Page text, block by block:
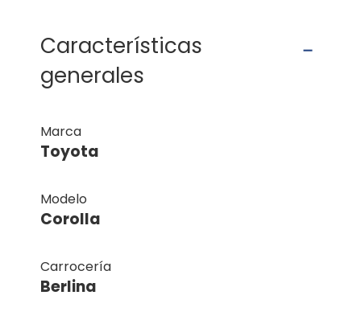
Características
generales
Marca
Toyota
Modelo
Corolla
Carrocería
Berlina